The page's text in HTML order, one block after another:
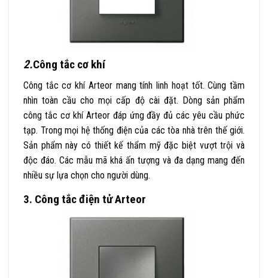
2.Công tắc cơ khí
Công tắc cơ khí Arteor mang tính linh hoạt tốt. Cùng tầm
nhìn toàn cầu cho mọi cấp độ cài đặt. Dòng sản phẩm
công tắc cơ khí Arteor đáp ứng đầy đủ các yêu cầu phức
tạp. Trong mọi hệ thống điện của các tòa nhà trên thế giới.
Sản phẩm này có thiết kế thẩm mỹ đặc biệt vượt trội và
độc đáo. Các mẫu mã khá ấn tượng và đa dạng mang đến
nhiều sự lựa chọn cho người dùng.
3. Công tắc điện tử Arteor